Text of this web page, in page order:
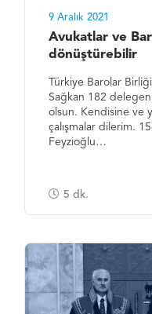
9 Aralık 2021
Avukatlar ve
dönüştürebilir
Türkiye Barolar Birliği
Sağkan 182
olsun. Kendisine ve
çalışmalar dilerim.
Feyzioğlu…
5 dk.